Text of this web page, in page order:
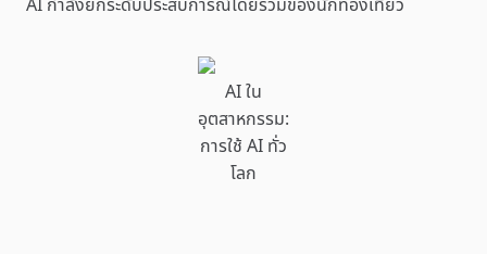
AI กำลังยกระดับประสบการณ์โดยรวมของนักท่องเที่ยว
AI ใน
อุตสาหกรรม:
การใช้ AI ทั่ว
โลก